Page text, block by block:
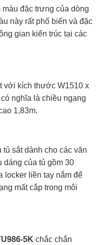
màu đặc trưng của dòng
này rất phổ biến và đặc
gian kiến trúc tại các
với kích thước W1510 x
nghĩa là chiều ngang
1,83m.
tủ sắt dành cho các văn
dáng của tủ gồm 30
locker liền tay nắm để
mất cắp trong môi
5K chắc chắn